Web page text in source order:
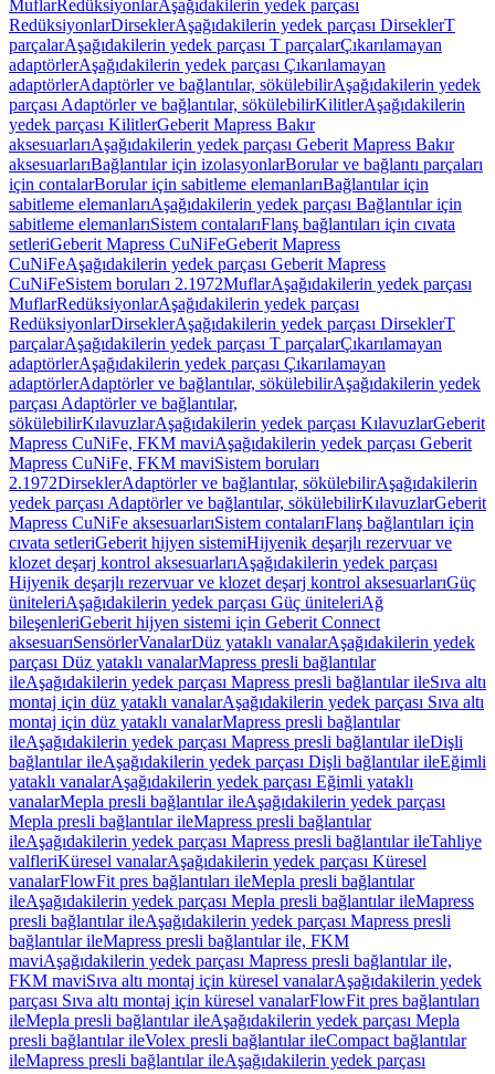
MuflarRedüksiyonlarAşağıdakilerin yedek parçası
RedüksiyonlarDirseklerAşağıdakilerin yedek parçası DirseklerT
parçalarAşağıdakilerin yedek parçası T parçalarÇıkarılamayan
adaptörlerAşağıdakilerin yedek parçası Çıkarılamayan
adaptörlerAdaptörler ve bağlantılar, sökülebilirAşağıdakilerin yedek
parçası Adaptörler ve bağlantılar, sökülebilirKilitlerAşağıdakilerin
yedek parçası KilitlerGeberit Mapress Bakır
aksesuarlarıAşağıdakilerin yedek parçası Geberit Mapress Bakır
aksesuarlarıBağlantılar için izolasyonlarBorular ve bağlantı parçaları
için contalarBorular için sabitleme elemanlarıBağlantılar için
sabitleme elemanlarıAşağıdakilerin yedek parçası Bağlantılar için
sabitleme elemanlarıSistem contalarıFlanş bağlantıları için cıvata
setleriGeberit Mapress CuNiFeGeberit Mapress
CuNiFeAşağıdakilerin yedek parçası Geberit Mapress
CuNiFeSistem boruları 2.1972MuflarAşağıdakilerin yedek parçası
MuflarRedüksiyonlarAşağıdakilerin yedek parçası
RedüksiyonlarDirseklerAşağıdakilerin yedek parçası DirseklerT
parçalarAşağıdakilerin yedek parçası T parçalarÇıkarılamayan
adaptörlerAşağıdakilerin yedek parçası Çıkarılamayan
adaptörlerAdaptörler ve bağlantılar, sökülebilirAşağıdakilerin yedek
parçası Adaptörler ve bağlantılar,
sökülebilirKılavuzlarAşağıdakilerin yedek parçası KılavuzlarGeberit
Mapress CuNiFe, FKM maviAşağıdakilerin yedek parçası Geberit
Mapress CuNiFe, FKM maviSistem boruları
2.1972DirseklerAdaptörler ve bağlantılar, sökülebilirAşağıdakilerin
yedek parçası Adaptörler ve bağlantılar, sökülebilirKılavuzlarGeberit
Mapress CuNiFe aksesuarlarıSistem contalarıFlanş bağlantıları için
cıvata setleriGeberit hijyen sistemiHijyenik deşarjlı rezervuar ve
klozet deşarj kontrol aksesuarlarıAşağıdakilerin yedek parçası
Hijyenik deşarjlı rezervuar ve klozet deşarj kontrol aksesuarlarıGüç
üniteleriAşağıdakilerin yedek parçası Güç üniteleriAğ
bileşenleriGeberit hijyen sistemi için Geberit Connect
aksesuarıSensörlerVanalarDüz yataklı vanalarAşağıdakilerin yedek
parçası Düz yataklı vanalarMapress presli bağlantılar
ileAşağıdakilerin yedek parçası Mapress presli bağlantılar ileSıva altı
montaj için düz yataklı vanalarAşağıdakilerin yedek parçası Sıva altı
montaj için düz yataklı vanalarMapress presli bağlantılar
ileAşağıdakilerin yedek parçası Mapress presli bağlantılar ileDişli
bağlantılar ileAşağıdakilerin yedek parçası Dişli bağlantılar ileEğimli
yataklı vanalarAşağıdakilerin yedek parçası Eğimli yataklı
vanalarMepla presli bağlantılar ileAşağıdakilerin yedek parçası
Mepla presli bağlantılar ileMapress presli bağlantılar
ileAşağıdakilerin yedek parçası Mapress presli bağlantılar ileTahliye
valfleriKüresel vanalarAşağıdakilerin yedek parçası Küresel
vanalarFlowFit pres bağlantıları ileMepla presli bağlantılar
ileAşağıdakilerin yedek parçası Mepla presli bağlantılar ileMapress
presli bağlantılar ileAşağıdakilerin yedek parçası Mapress presli
bağlantılar ileMapress presli bağlantılar ile, FKM
maviAşağıdakilerin yedek parçası Mapress presli bağlantılar ile,
FKM maviSıva altı montaj için küresel vanalarAşağıdakilerin yedek
parçası Sıva altı montaj için küresel vanalarFlowFit pres bağlantıları
ileMepla presli bağlantılar ileAşağıdakilerin yedek parçası Mepla
presli bağlantılar ileVolex presli bağlantılar ileCompact bağlantılar
ileMapress presli bağlantılar ileAşağıdakilerin yedek parçası